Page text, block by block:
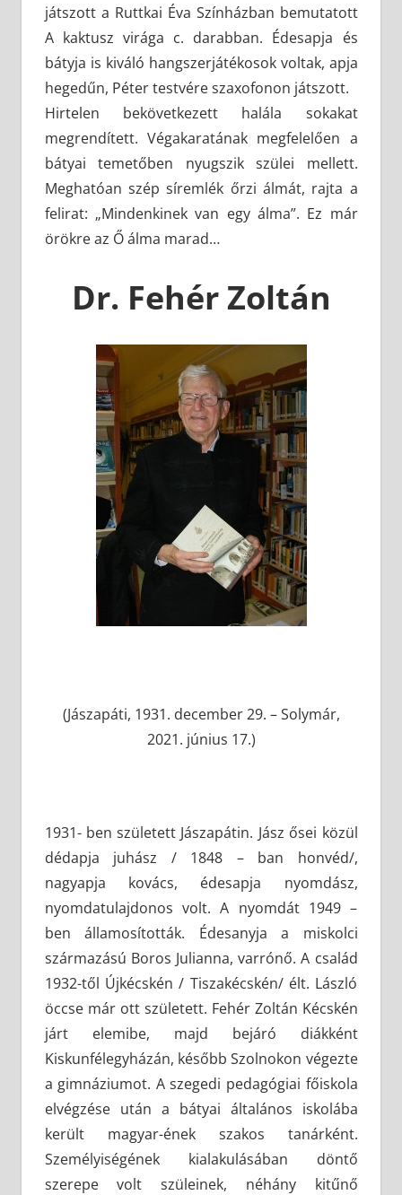
játszott a Ruttkai Éva Színházban bemutatott
A kaktusz virága c. darabban. Édesapja és
bátyja is kiváló hangszerjátékosok voltak, apja
hegedűn, Péter testvére szaxofonon játszott.
Hirtelen bekövetkezett halála sokakat
megrendített. Végakaratának megfelelően a
bátyai temetőben nyugszik szülei mellett.
Meghatóan szép síremlék őrzi álmát, rajta a
felirat: „Mindenkinek van egy álma”. Ez már
örökre az Ő álma marad…
Dr. Fehér Zoltán
(Jászapáti, 1931. december 29. – Solymár,
2021. június 17.)
1931- ben született Jászapátin. Jász ősei közül
dédapja juhász / 1848 – ban honvéd/,
nagyapja kovács, édesapja nyomdász,
nyomdatulajdonos volt. A nyomdát 1949 –
ben államosították. Édesanyja a miskolci
származású Boros Julianna, varrónő. A család
1932-től Újkécskén / Tiszakécskén/ élt. László
öccse már ott született. Fehér Zoltán Kécskén
járt elemibe, majd bejáró diákként
Kiskunfélegyházán, később Szolnokon végezte
a gimnáziumot. A szegedi pedagógiai főiskola
elvégzése után a bátyai általános iskolába
került magyar-ének szakos tanárként.
Személyiségének kialakulásában döntő
szerepe volt szüleinek, néhány kitűnő